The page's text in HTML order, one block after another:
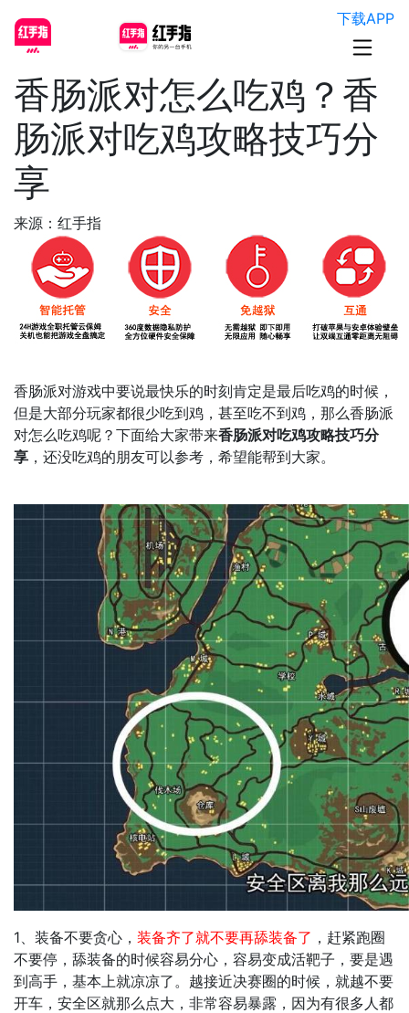
下载APP
香肠派对怎么吃鸡？香
肠派对吃鸡攻略技巧分
享
来源：红手指
香肠派对游戏中要说最快乐的时刻肯定是最后吃鸡的时候，
但是大部分玩家都很少吃到鸡，甚至吃不到鸡，那么香肠派
对怎么吃鸡呢？下面给大家带来香肠派对吃鸡攻略技巧分
享 ，还没吃鸡的朋友可以参考，希望能帮到大家。
1、装备不要贪心， 装备齐了就不要再舔装备了 ，赶紧跑圈
不要停，舔装备的时候容易分心，容易变成活靶子，要是遇
到高手，基本上就凉凉了。越接近决赛圈的时候，就越不要
开车，安全区就那么点大，非常容易暴露，因为有很多人都